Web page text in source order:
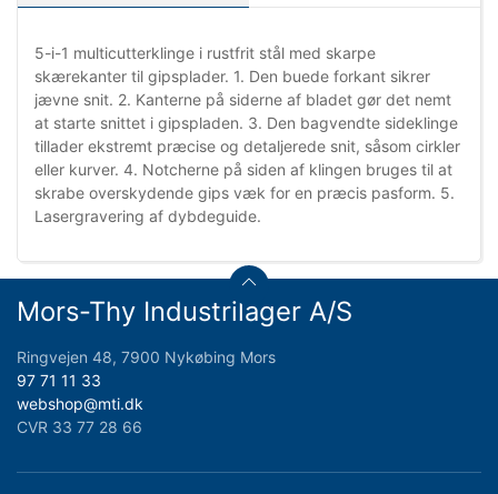
5-i-1 multicutterklinge i rustfrit stål med skarpe
skærekanter til gipsplader. 1. Den buede forkant sikrer
jævne snit. 2. Kanterne på siderne af bladet gør det nemt
at starte snittet i gipspladen. 3. Den bagvendte sideklinge
tillader ekstremt præcise og detaljerede snit, såsom cirkler
eller kurver. 4. Notcherne på siden af klingen bruges til at
skrabe overskydende gips væk for en præcis pasform. 5.
Lasergravering af dybdeguide.
Mors-Thy Industrilager A/S
Ringvejen 48, 7900 Nykøbing Mors
97 71 11 33
webshop@mti.dk
CVR 33 77 28 66